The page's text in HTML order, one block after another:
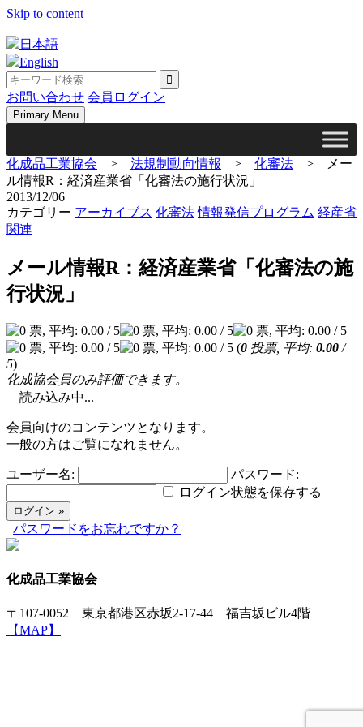
Skip to content
日本語
English
お問い合わせ 会員ログイン
Primary Menu
化成品工業協会 > 法規制動向情報 > 化審法 >
メー
ル情報R：経済産業省「化審法の施行状況」
2013/12/06
カテゴリー アーカイブス 化審法 情報発信プログラム 経産省
関連
メール情報R：経済産業省「化審法の施
行状況」
(0 投票, 平均: 0.00 /
5)
化成協会員のみ評価できます。
読み込み中...
会員向けのコンテンツとなります。
一般の方はご覧になれません。
ユーザー名:
パスワード:
ログイン状態を保存する
パスワードをお忘れですか？
化成品工業協会
〒107-0052 東京都港区赤坂2-17-44 福吉坂ビル4階
【MAP】